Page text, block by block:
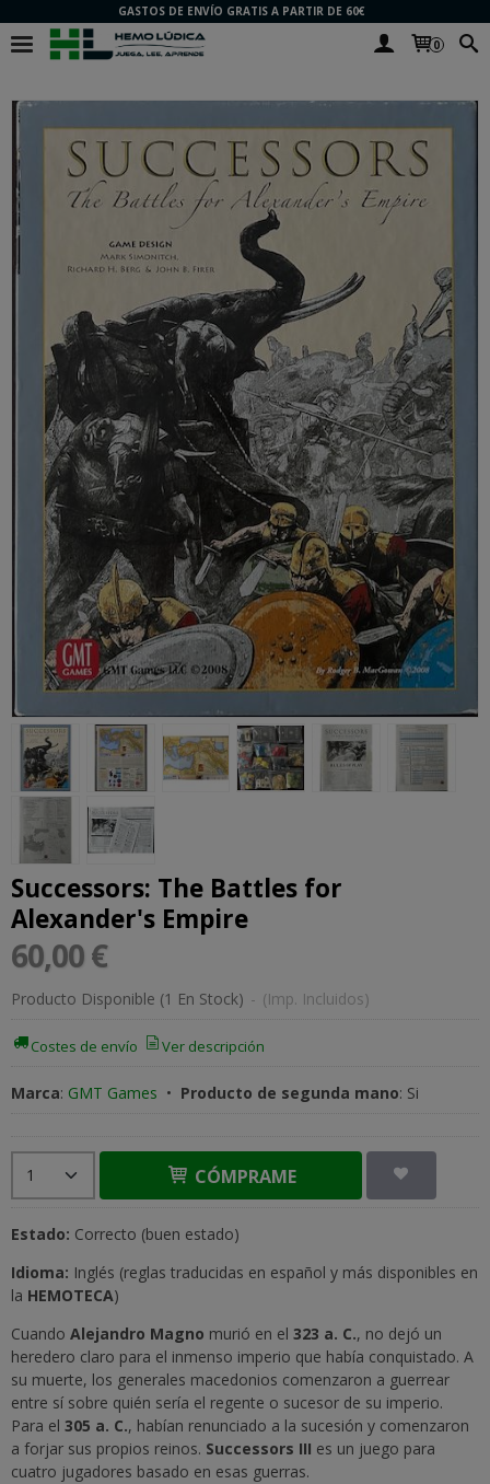
GASTOS DE ENVÍO GRATIS A PARTIR DE 60€
0
Successors: The Battles for
Alexander's Empire
60,00 €
Producto Disponible (1 En Stock) - (Imp. Incluidos)
Costes de envío Ver descripción
Marca: GMT Games • Producto de segunda mano: Si
CÓMPRAME
Estado: Correcto (buen estado)
Idioma: Inglés (reglas traducidas en español y más disponibles en
la HEMOTECA)
Cuando Alejandro Magno murió en el 323 a. C., no dejó un
heredero claro para el inmenso imperio que había conquistado. A
su muerte, los generales macedonios comenzaron a guerrear
entre sí sobre quién sería el regente o sucesor de su imperio.
Para el 305 a. C., habían renunciado a la sucesión y comenzaron
a forjar sus propios reinos. Successors III es un juego para
cuatro jugadores basado en esas guerras.